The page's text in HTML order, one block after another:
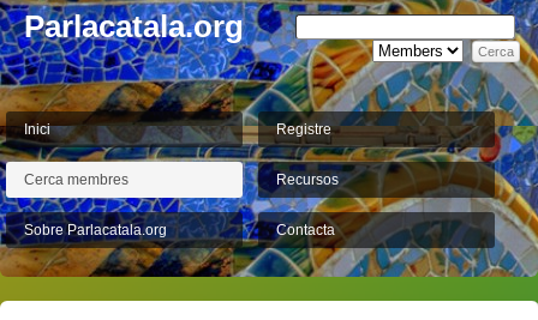
Parlacatala.org
Inici Registre
Cerca membres Recursos
Sobre Parlacatala.org Contacta